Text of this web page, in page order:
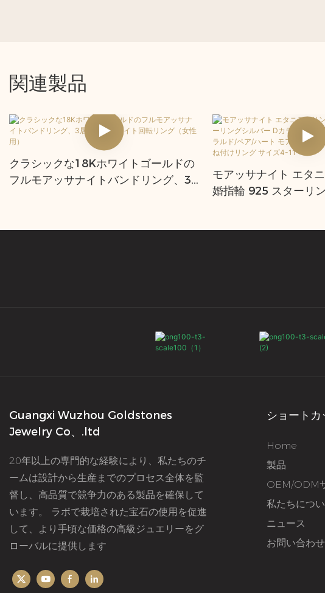
関連製品
クラシックな18Kホワイトゴールドの
フルモアッサナイトバンドリング、3
モアッサナイト エタ
婚指輪 925 スターリ
Guangxi Wuzhou Goldstones
Jewelry Co、.ltd
20年以上の専門的な経験により、私たちのチ
ームは設計から生産までのプロセス全体を監
督し、高品質で競争力のある製品を確保して
います。 ラボで栽培された宝石の使用を促進
して、より手頃な価格の高級ジュエリーをグ
ローバルに提供します
ショートカ
Home
製品
OEM/ODM
私たちにつ
ニュース
お問い合わせ